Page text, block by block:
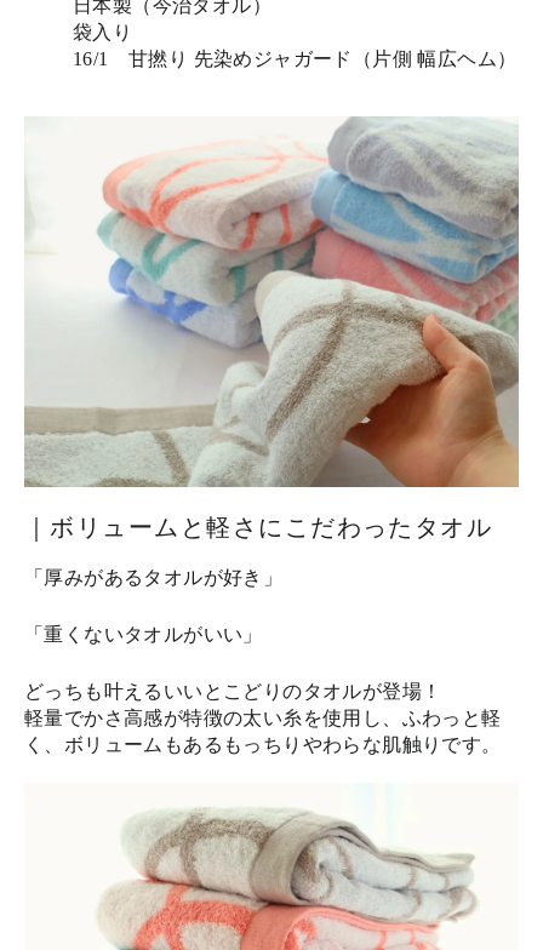
日本製（今治タオル）
袋入り
16/1 甘撚り 先染めジャガード（片側 幅広ヘム）
｜ボリュームと軽さにこだわったタオル
「厚みがあるタオルが好き」
「重くないタオルがいい」
どっちも叶えるいいとこどりのタオルが登場！
軽量でかさ高感が特徴の太い糸を使用し、ふわっと軽
く、ボリュームもあるもっちりやわらな肌触りです。